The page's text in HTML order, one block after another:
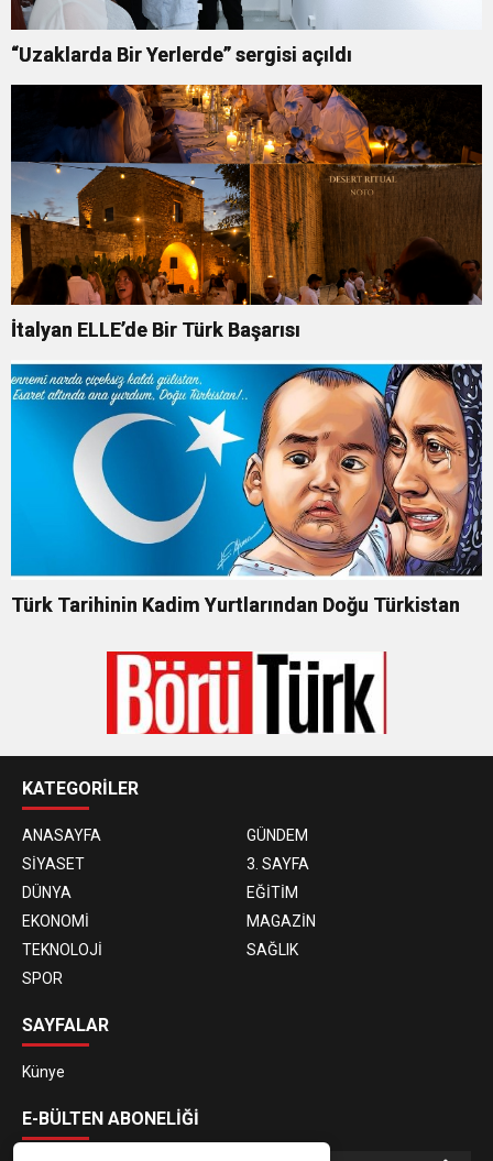
“Uzaklarda Bir Yerlerde” sergisi açıldı
İtalyan ELLE’de Bir Türk Başarısı
Türk Tarihinin Kadim Yurtlarından Doğu Türkistan
KATEGORİLER
ANASAYFA
GÜNDEM
SİYASET
3. SAYFA
DÜNYA
EĞİTİM
EKONOMİ
MAGAZİN
TEKNOLOJİ
SAĞLIK
SPOR
SAYFALAR
Künye
E-BÜLTEN ABONELİĞİ